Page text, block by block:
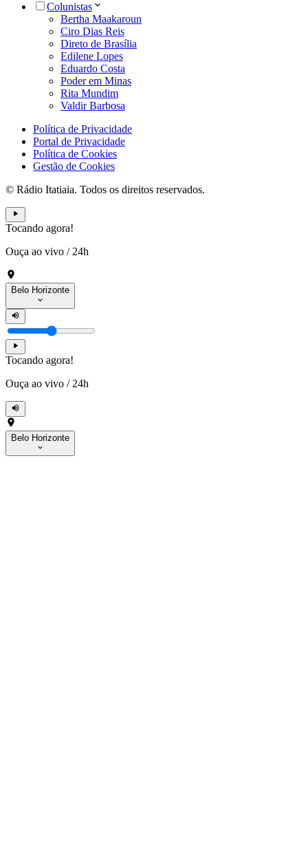
Colunistas
Bertha Maakaroun
Ciro Dias Reis
Direto de Brasília
Edilene Lopes
Eduardo Costa
Poder em Minas
Rita Mundim
Valdir Barbosa
Política de Privacidade
Portal de Privacidade
Política de Cookies
Gestão de Cookies
© Rádio Itatiaia. Todos os direitos reservados.
Tocando agora!
Ouça ao vivo / 24h
Belo Horizonte
Tocando agora!
Ouça ao vivo / 24h
Belo Horizonte